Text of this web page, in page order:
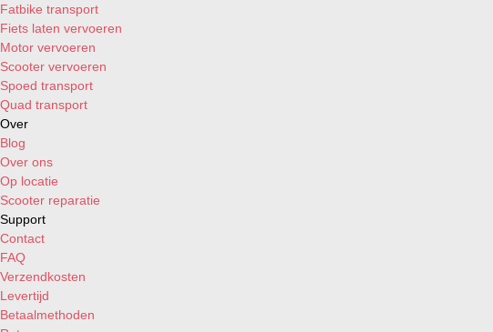
Fatbike transport
Fiets laten vervoeren
Motor vervoeren
Scooter vervoeren
Spoed transport
Quad transport
Over
Blog
Over ons
Op locatie
Scooter reparatie
Support
Contact
FAQ
Verzendkosten
Levertijd
Betaalmethoden